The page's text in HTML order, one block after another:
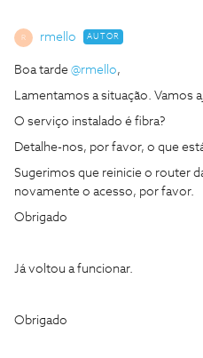
R rmello AUTOR
Boa tarde @rmello,
Lamentamos a situação. Vamos
O serviço instalado é fibra?
Detalhe-nos, por favor, o que
Sugerimos que reinicie o router
novamente o acesso, por favor.
Obrigado
Já voltou a funcionar.
Obrigado